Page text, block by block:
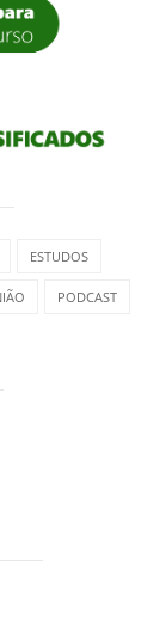
ESTUDOS
PODCAST